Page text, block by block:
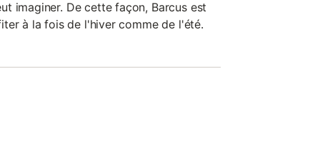
imaginer. De cette façon, Barcus est
à la fois de l'hiver comme de l'été.